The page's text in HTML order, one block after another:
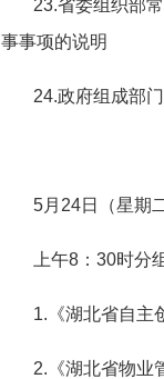
23.省委组织部
事事项的说明
24.政府组成部
5月24日（星期
上午8：30时分
1.《湖北省自主
2.《湖北省物业